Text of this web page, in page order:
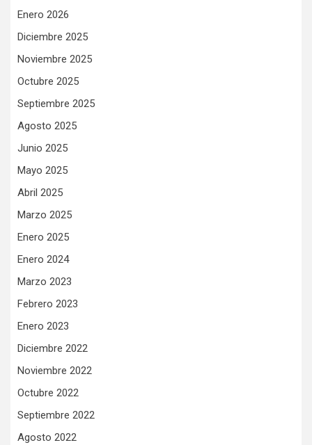
Enero 2026
Diciembre 2025
Noviembre 2025
Octubre 2025
Septiembre 2025
Agosto 2025
Junio 2025
Mayo 2025
Abril 2025
Marzo 2025
Enero 2025
Enero 2024
Marzo 2023
Febrero 2023
Enero 2023
Diciembre 2022
Noviembre 2022
Octubre 2022
Septiembre 2022
Agosto 2022